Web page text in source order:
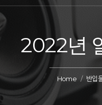
2022년
Home 반입